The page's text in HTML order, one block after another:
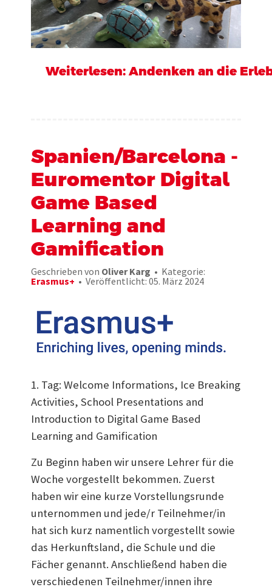
Weiterlesen: Andenken an die
Spanien/Barcelona -
Euromentor Digital
Game Based
Learning and
Gamification
Geschrieben von Oliver Karg
Kategorie:
Erasmus+
Veröffentlicht: 05. März 2024
1. Tag: Welcome Informations, Ice Breaking
Activities, School Presentations and
Introduction to Digital Game Based
Learning and Gamification
Zu Beginn haben wir unsere Lehrer für die
Woche vorgestellt bekommen. Zuerst
haben wir eine kurze Vorstellungsrunde
unternommen und jede/r Teilnehmer/in
hat sich kurz namentlich vorgestellt sowie
das Herkunftsland, die Schule und die
Fächer genannt. Anschließend haben die
verschiedenen Teilnehmer/innen ihre